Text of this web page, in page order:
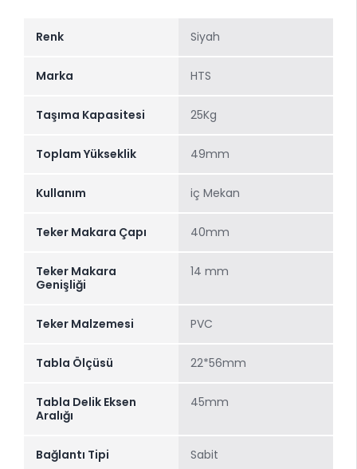
Renk Siyah
Marka HTS
Taşıma Kapasitesi 25Kg
Toplam Yükseklik 49mm
Kullanım iç Mekan
Teker Makara Çapı 40mm
Teker Makara
Genişliği
14 mm
Teker Malzemesi PVC
Tabla Ölçüsü 22*56mm
Tabla Delik Eksen
Aralığı
45mm
Bağlantı Tipi Sabit